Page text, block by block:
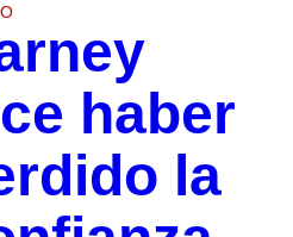
haber
la